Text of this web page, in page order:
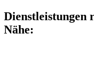
Dienstleistungen
Nähe: